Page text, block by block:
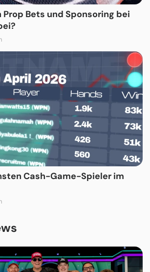
Bets und Sponsoring bei
Cash-Game-Spieler im